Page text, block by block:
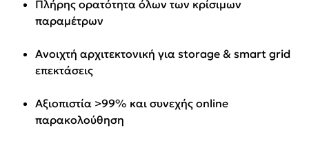
Πλήρης ορατότητα όλων των κρίσιμων
παραμέτρων
Ανοιχτή αρχιτεκτονική για storage & smart grid
επεκτάσεις
Αξιοπιστία >99% και συνεχής online
παρακολούθηση